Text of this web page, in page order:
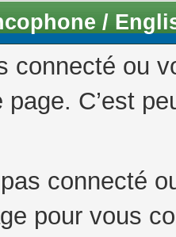
/
connecté ou
C’est
connecté
pour vous